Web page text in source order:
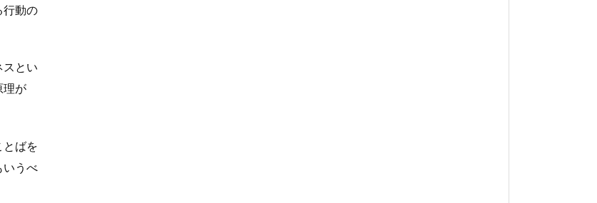
行動の
スとい
理が
とばを
いうべ